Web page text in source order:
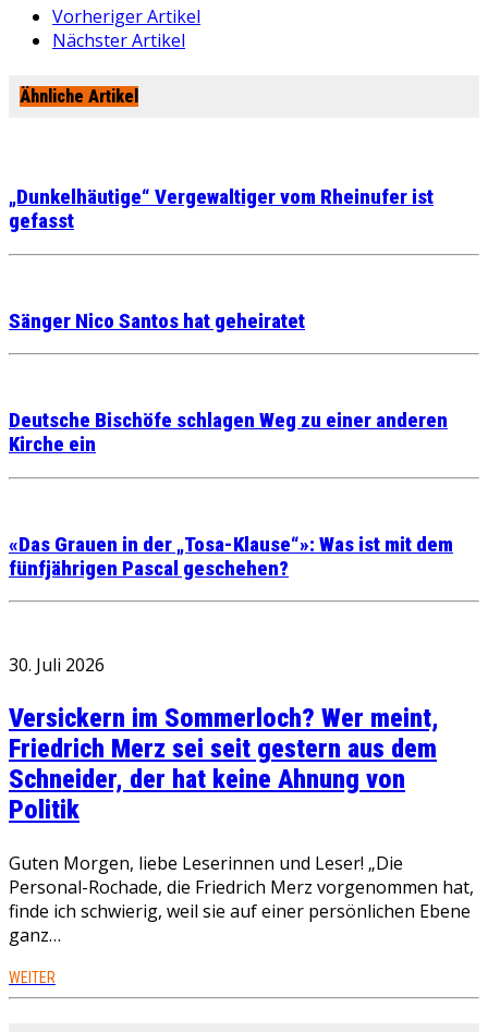
Vorheriger Artikel
Nächster Artikel
Ähnliche Artikel
„Dunkelhäutige“ Vergewaltiger vom Rheinufer ist
gefasst
Sänger Nico Santos hat geheiratet
Deutsche Bischöfe schlagen Weg zu einer anderen
Kirche ein
«Das Grauen in der „Tosa-Klause“»: Was ist mit dem
fünfjährigen Pascal geschehen?
30. Juli 2026
Versickern im Sommerloch? Wer meint,
Friedrich Merz sei seit gestern aus dem
Schneider, der hat keine Ahnung von
Politik
Guten Morgen, liebe Leserinnen und Leser! „Die
Personal-Rochade, die Friedrich Merz vorgenommen hat,
finde ich schwierig, weil sie auf einer persönlichen Ebene
ganz…
WEITER